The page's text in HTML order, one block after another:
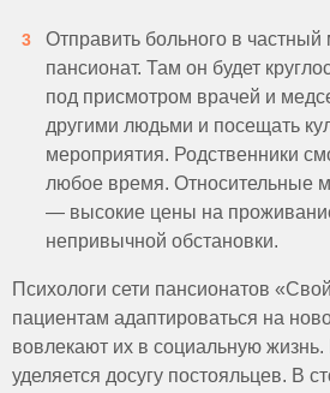
Отправить больного в частный
пансионат. Там он будет
под присмотром врачей и
другими людьми и посещать
мероприятия. Родственники
любое время. Относительные
— высокие цены на
непривычной обстановки.
Психологи сети пансионатов
пациентам адаптироваться на
вовлекают их в социальную
уделяется досугу постояльцев. В